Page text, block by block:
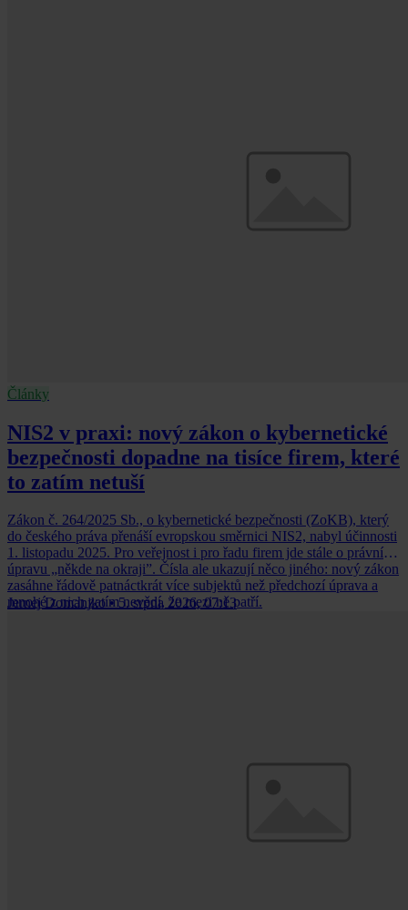
Články
NIS2 v praxi: nový zákon o kybernetické
bezpečnosti dopadne na tisíce firem, které
to zatím netuší
Zákon č. 264/2025 Sb., o kybernetické bezpečnosti (ZoKB), který
do českého práva přenáší evropskou směrnici NIS2, nabyl účinnosti
1. listopadu 2025. Pro veřejnost i pro řadu firem jde stále o právní
úpravu „někde na okraji”. Čísla ale ukazují něco jiného: nový zákon
zasáhne řádově patnáctkrát více subjektů než předchozí úprava a
mnohé z nich zatím nevědí, že mezi ně patří.
Jernej Domanjko • 5. srpna 2026, 07:13